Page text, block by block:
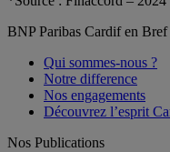
BNP Paribas Cardif en Bref
Qui sommes-nous ?
Notre difference
Nos engagements
Découvrez l’esprit
Nos Publications